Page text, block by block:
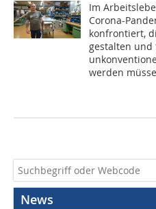
Im
Corona-
konfrontiert,
gestalten
werden
News